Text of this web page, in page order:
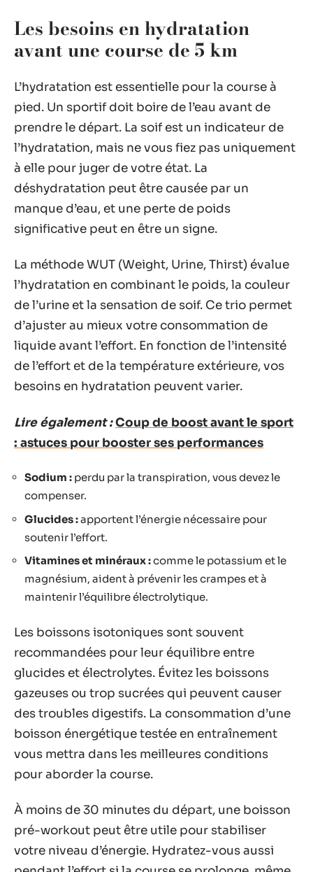
Les besoins en hydratation
avant une course de 5 km
L’hydratation est essentielle pour la course à
pied. Un sportif doit boire de l’eau avant de
prendre le départ. La soif est un indicateur de
l’hydratation, mais ne vous fiez pas uniquement
à elle pour juger de votre état. La
déshydratation peut être causée par un
manque d’eau, et une perte de poids
significative peut en être un signe.
La méthode WUT (Weight, Urine, Thirst) évalue
l’hydratation en combinant le poids, la couleur
de l’urine et la sensation de soif. Ce trio permet
d’ajuster au mieux votre consommation de
liquide avant l’effort. En fonction de l’intensité
de l’effort et de la température extérieure, vos
besoins en hydratation peuvent varier.
Lire également :Coup de boost avant le sport
: astuces pour booster ses performances
Sodium : perdu par la transpiration, vous devez le
compenser.
Glucides :apportent l’énergie nécessaire pour
soutenir l’effort.
Vitamines et minéraux :comme le potassium et le
magnésium, aident à prévenir les crampes et à
maintenir l’équilibre électrolytique.
Les boissons isotoniques sont souvent
recommandées pour leur équilibre entre
glucides et électrolytes. Évitez les boissons
gazeuses ou trop sucrées qui peuvent causer
des troubles digestifs. La consommation d’une
boisson énergétique testée en entraînement
vous mettra dans les meilleures conditions
pour aborder la course.
À moins de 30 minutes du départ, une boisson
pré-workout peut être utile pour stabiliser
votre niveau d’énergie. Hydratez-vous aussi